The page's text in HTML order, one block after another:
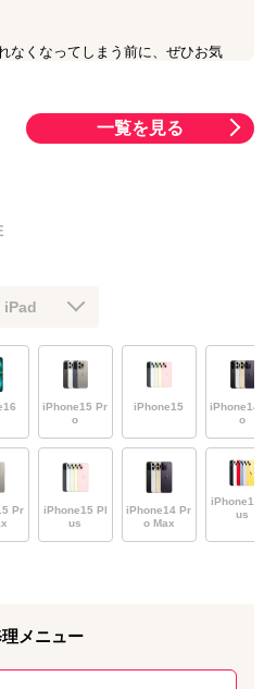
なくなってしまう前に、ぜひお気
1分、iPhone修理ダイワンテレコ
不具合でのご相談・ご来店が急増
が出てますが、スマホの使用可能
ので、
いる
ナビで使用中
マホが高温になりやすいため、
るようです。
一覧を見る
iPad
Pr
iPhone15 Pr
o
iPhone15 Pl
us
iPhone15
iPhone14 Pr
o Max
iPhone14
o
iPhone14
us
メニュー